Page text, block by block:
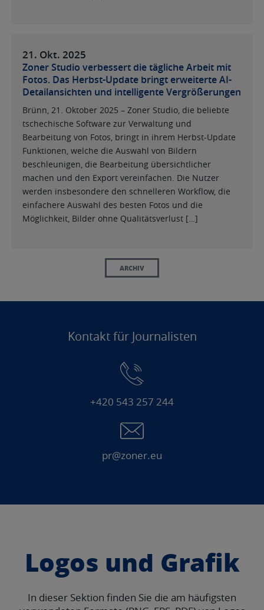
21. Okt. 2025
Zoner Studio verbessert die tägliche Arbeit mit
Fotos. Das Herbst-Update bringt erweiterte AI-
Detailansichten und intelligente Vergrößerungen
Brünn, 21. Oktober 2025 – Zoner Studio, die beliebte
tschechische Software zur Verwaltung und
Bearbeitung von Fotos, bringt in ihrem Herbst-Update
Funktionen, welche die Auswahl von Bildern
beschleunigen, die Bearbeitung übersichtlicher
machen und den Export vereinfachen. Die Nutzer
werden insbesondere den schnelleren Workflow, die
einfachere Auswahl des besten Fotos und die
Möglichkeit, Bilder ohne Qualitätsverlust […]
ARCHIV
Kontaktfür Journalisten
+420 543 257 244
pr@zoner.eu
Logos und Grafik
In dieser Sektion finden Sie die am häufigsten